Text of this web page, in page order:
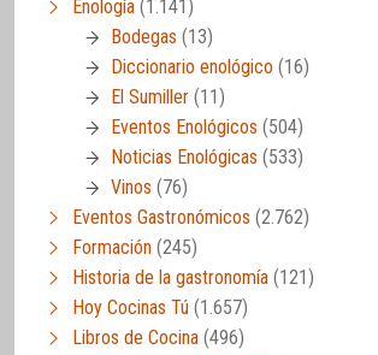
Enología (1.141)
Bodegas (13)
Diccionario enológico (16)
El Sumiller (11)
Eventos Enológicos (504)
Noticias Enológicas (533)
Vinos (76)
Eventos Gastronómicos (2.762)
Formación (245)
Historia de la gastronomía (121)
Hoy Cocinas Tú (1.657)
Libros de Cocina (496)